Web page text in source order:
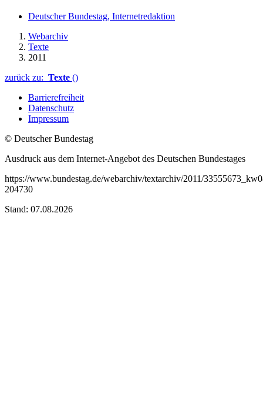
Deutscher Bundestag, Internetredaktion
Webarchiv
Texte
2011
zurück zu: Texte ()
Barrierefreiheit
Datenschutz
Impressum
© Deutscher Bundestag
Ausdruck aus dem Internet-Angebot des Deutschen Bundestages
https://www.bundestag.de/webarchiv/textarchiv/2011/
204730
Stand: 07.08.2026